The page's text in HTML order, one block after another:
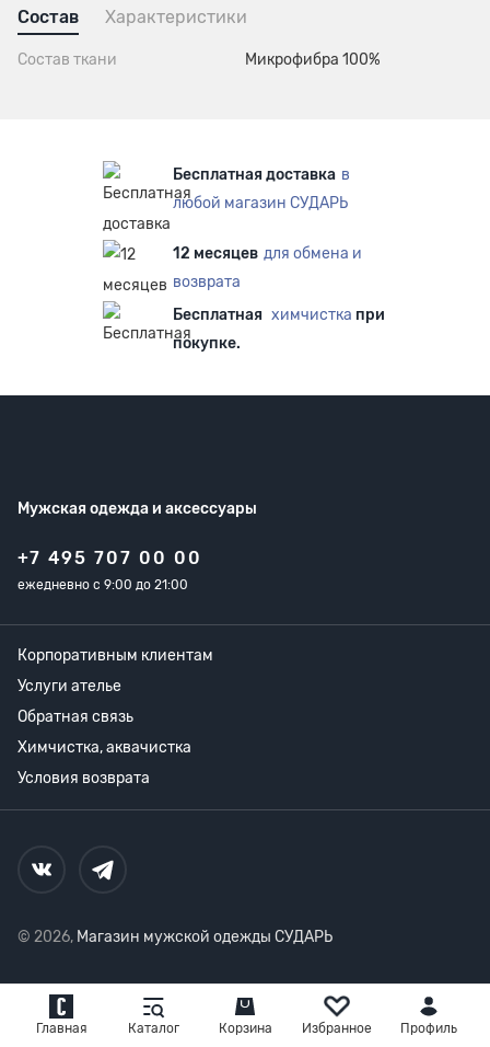
Главная Каталог Корзина Избранное Профиль
Состав Характеристики
Состав ткани Микрофибра 100%
Бесплатная доставка в
любой магазин СУДАРЬ
12 месяцев для обмена и
возврата
Бесплатная химчистка при
покупке.
Мужская одежда и аксессуары
+7 495 707 00 00
ежедневно с 9:00 до 21:00
Корпоративным клиентам
Услуги ателье
Обратная связь
Химчистка, аквачистка
Условия возврата
© 2026, Магазин мужской одежды СУДАРЬ